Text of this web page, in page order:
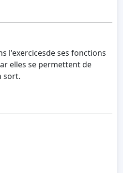
l'exercicesde ses fonctions
elles se permettent de
sort.